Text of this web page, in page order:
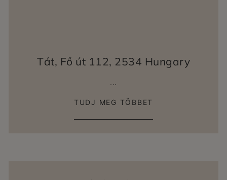
Tát, Fő út 112, 2534 Hungary
...
TUDJ MEG TÖBBET